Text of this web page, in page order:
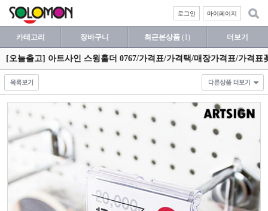
마이페이지
로그인
카테고리 장바구니 최근본상품 (1) 더보기
[오늘출고] 아트사인 스윙홀더 0767/가격표/가격택/매장가격표/가격